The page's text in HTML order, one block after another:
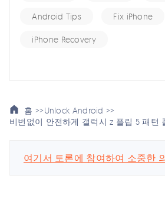
Android Tips Fix iPhone
iPhone Recovery
홈 >>Unlock Android >>
비번없이 안전하게 갤럭시 z 플립 5 패턴
여기서 토론에 참여하여 소중한